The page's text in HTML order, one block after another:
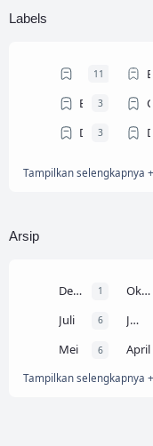
Labels
Artikel Ilmiah
11
3
3
Dunia Mahasiswa4
Tampilkan selengkapnya
Arsip
Desember 1 Oktober
Juli 6 Juni
Mei 6 April
Tampilkan selengkapnya